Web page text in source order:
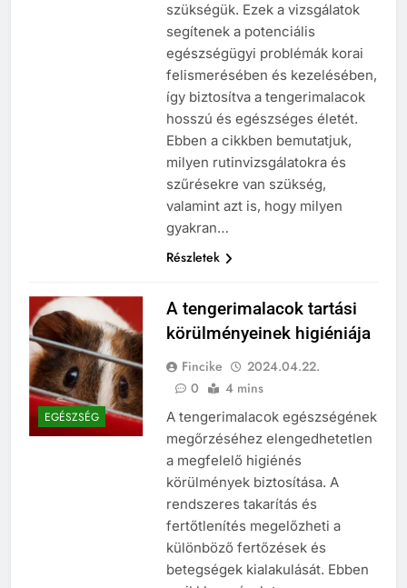
szükségük. Ezek a vizsgálatok
segítenek a potenciális
egészségügyi problémák korai
felismerésében és kezelésében,
így biztosítva a tengerimalacok
hosszú és egészséges életét.
Ebben a cikkben bemutatjuk,
milyen rutinvizsgálatokra és
szűrésekre van szükség,
valamint azt is, hogy milyen
gyakran…
Részletek
EGÉSZSÉG
A tengerimalacok tartási
körülményeinek higiéniája
Fincike
2024.04.22.
0
4 mins
A tengerimalacok egészségének
megőrzéséhez elengedhetetlen
a megfelelő higiénés
körülmények biztosítása. A
rendszeres takarítás és
fertőtlenítés megelőzheti a
különböző fertőzések és
betegségek kialakulását. Ebben